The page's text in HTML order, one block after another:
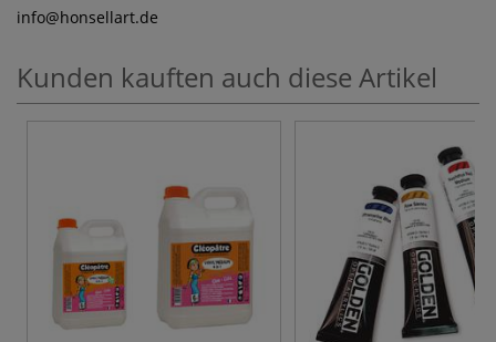
info@honsellart.de
Kunden kauften auch diese Artikel